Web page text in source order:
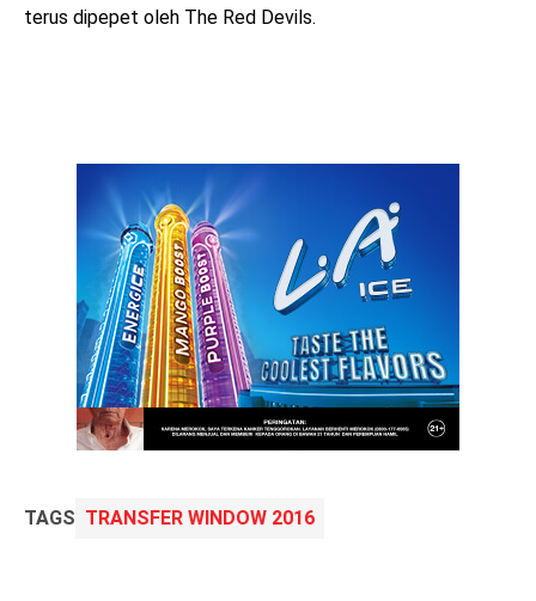
terus dipepet oleh The Red Devils.
TAGS TRANSFER WINDOW 2016